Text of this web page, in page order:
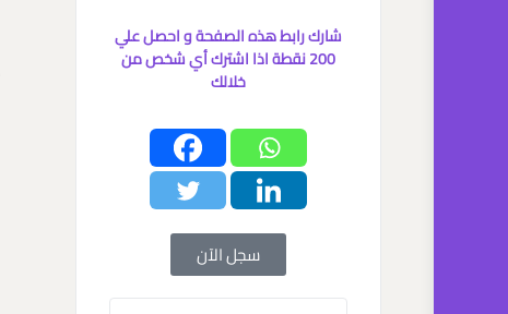
شارك رابط هذه الصفحة و احصل علي
200 نقطة اذا اشترك أي شخص من
خلالك
سجل الآن